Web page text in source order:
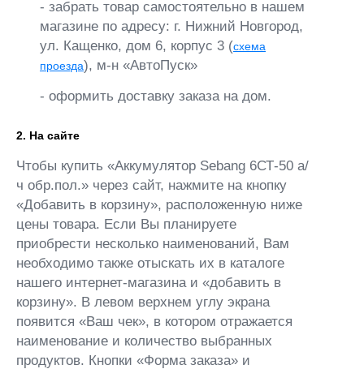
- забрать товар самостоятельно в нашем
магазине по адресу: г. Нижний Новгород,
ул. Кащенко, дом 6, корпус 3 (схема
проезда), м-н «АвтоПуск»
- оформить доставку заказа на дом.
2. На сайте
Чтобы купить «Аккумулятор Sebang 6СТ-50 а/
ч обр.пол.» через сайт, нажмите на кнопку
«Добавить в корзину», расположенную ниже
цены товара. Если Вы планируете
приобрести несколько наименований, Вам
необходимо также отыскать их в каталоге
нашего интернет-магазина и «добавить в
корзину». В левом верхнем углу экрана
появится «Ваш чек», в котором отражается
наименование и количество выбранных
продуктов. Кнопки «Форма заказа» и